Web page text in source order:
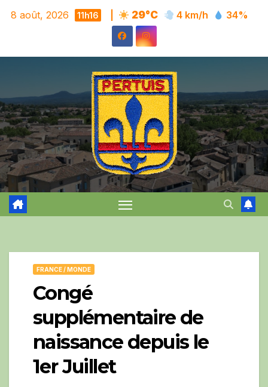
Skip
8 août, 2026 11h16 29°C 4 km/h 34%
FRANCE / MONDE
Congé
supplémentaire de
naissance depuis le
1er Juillet